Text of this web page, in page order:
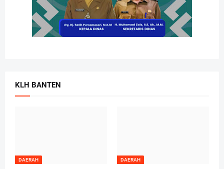
KLH BANTEN
DAERAH DAERAH